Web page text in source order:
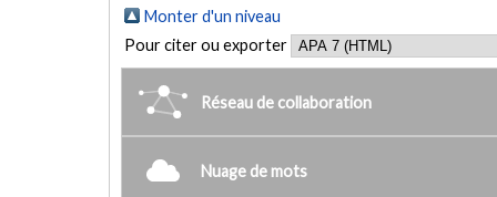
Monter d'un niveau
Pour citer ou exporter
Réseau de collaboration
Nuage de mots